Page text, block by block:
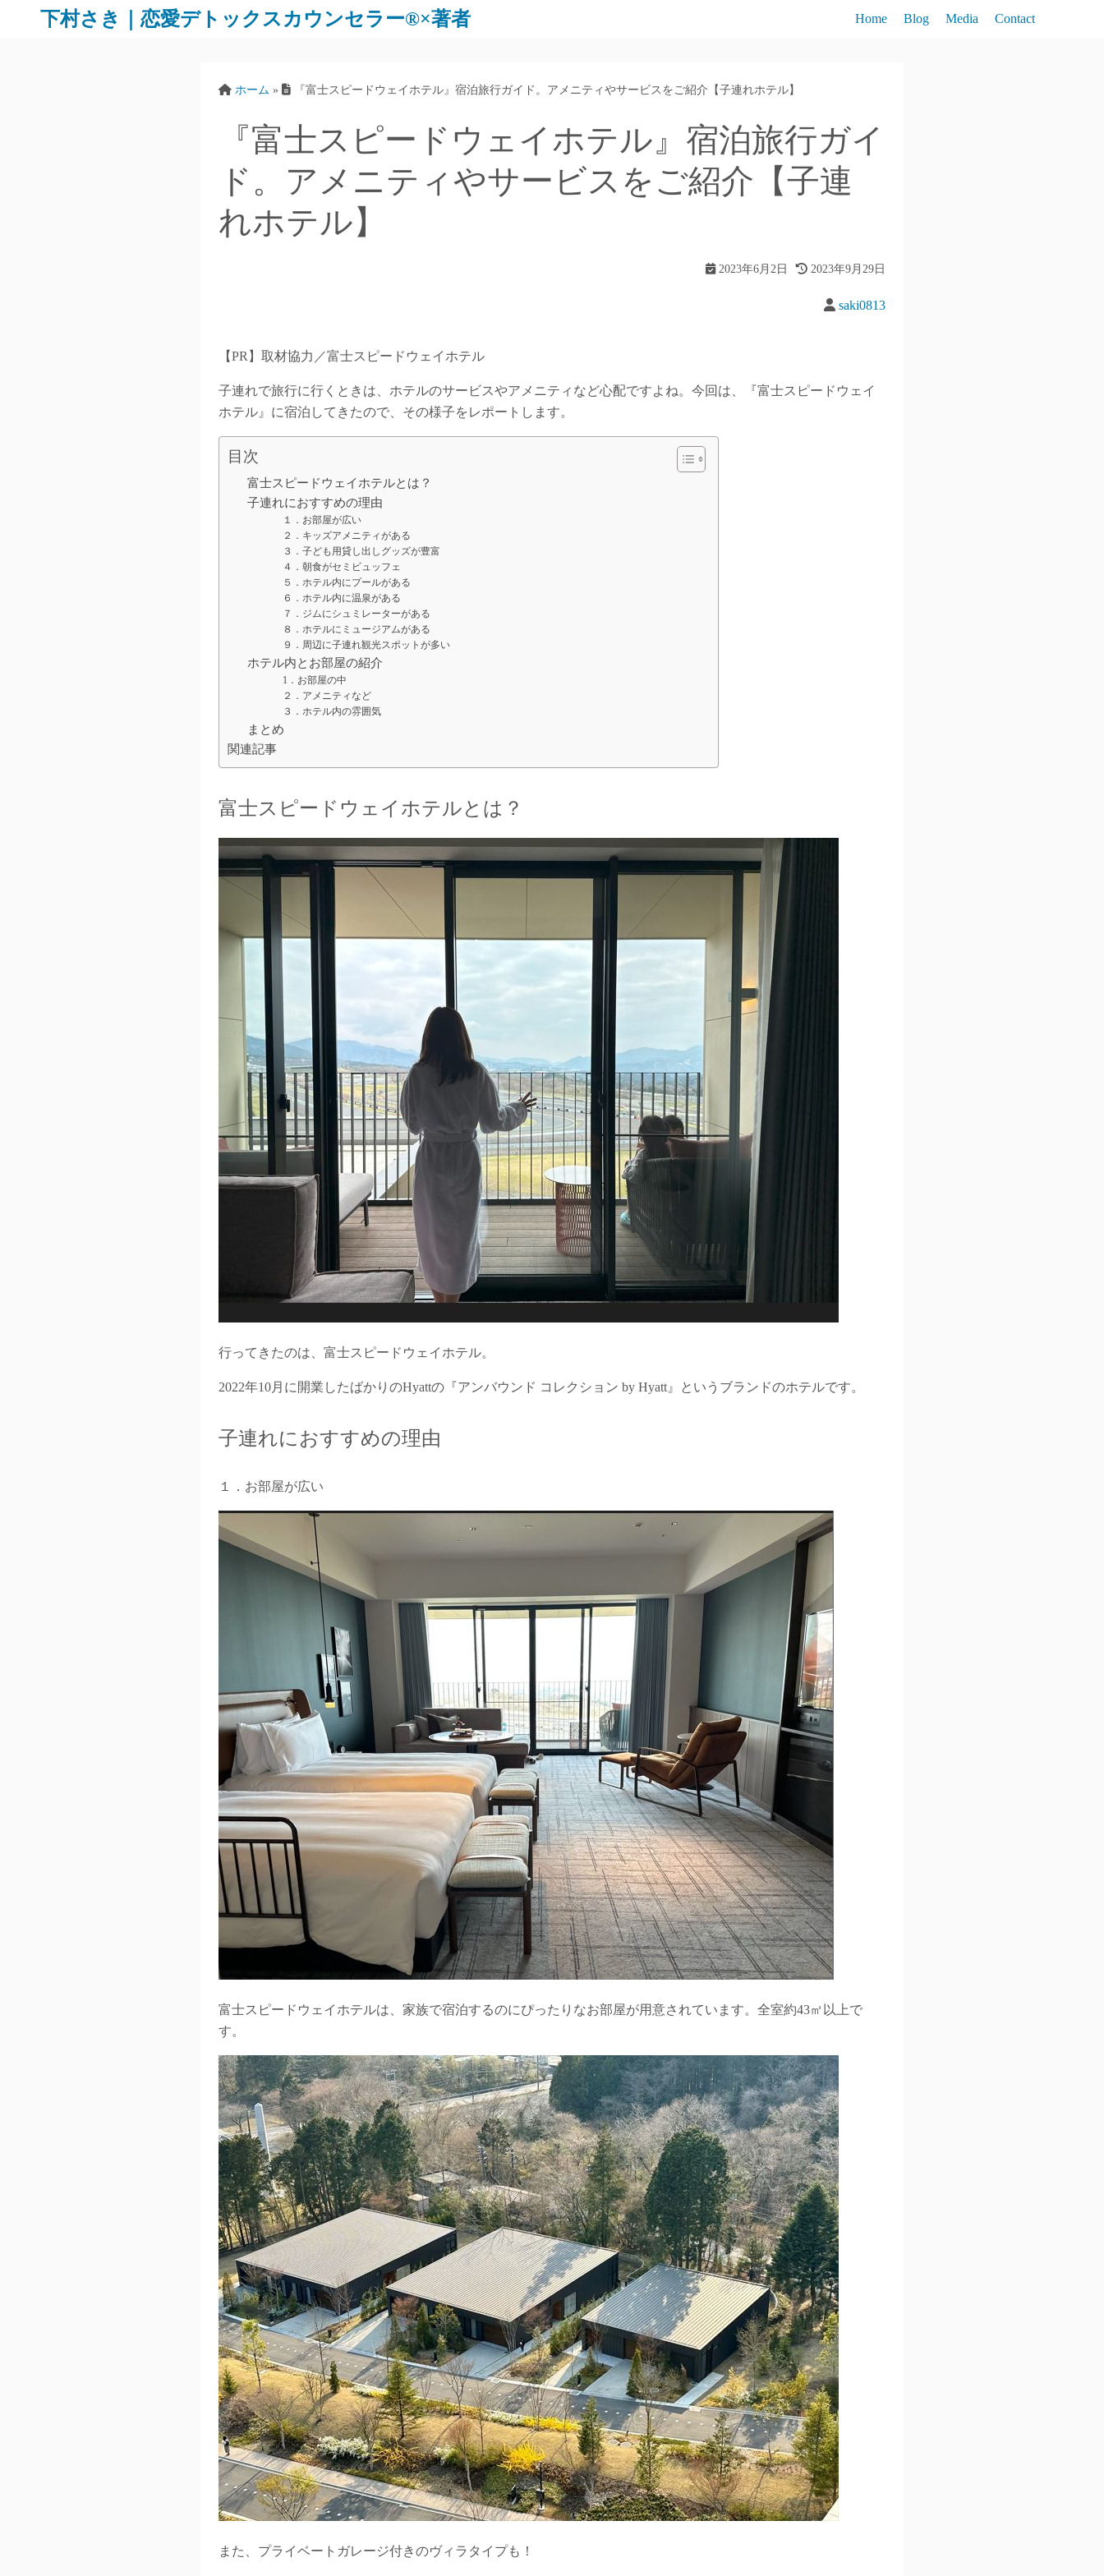
下村さき｜恋愛デトックスカウンセラー®×著者 Home Blog Media Contact
ホーム » 『富士スピードウェイホテル』宿泊旅行ガイド。アメニティやサービスをご紹介【子連れホテル】
『富士スピードウェイホテル』宿泊旅行ガイ
ド。アメニティやサービスをご紹介【子連
れホテル】
2023年6月2日 2023年9月29日
saki0813
【PR】取材協力／富士スピードウェイホテル
子連れで旅行に行くときは、ホテルのサービスやアメニティなど心配ですよね。今回は、『富士スピードウェイ
ホテル』に宿泊してきたので、その様子をレポートします。
目次
富士スピードウェイホテルとは？
子連れにおすすめの理由
１．お部屋が広い
２．キッズアメニティがある
３．子ども用貸し出しグッズが豊富
４．朝食がセミビュッフェ
５．ホテル内にプールがある
６．ホテル内に温泉がある
７．ジムにシュミレーターがある
８．ホテルにミュージアムがある
９．周辺に子連れ観光スポットが多い
ホテル内とお部屋の紹介
1．お部屋の中
２．アメニティなど
３．ホテル内の雰囲気
まとめ
関連記事
富士スピードウェイホテルとは？
行ってきたのは、富士スピードウェイホテル。
2022年10月に開業したばかりのHyattの『アンバウンド コレクション by Hyatt』というブランドのホテルです。
子連れにおすすめの理由
１．お部屋が広い
富士スピードウェイホテルは、家族で宿泊するのにぴったりなお部屋が用意されています。全室約43㎡以上で
す。
また、プライベートガレージ付きのヴィラタイプも！